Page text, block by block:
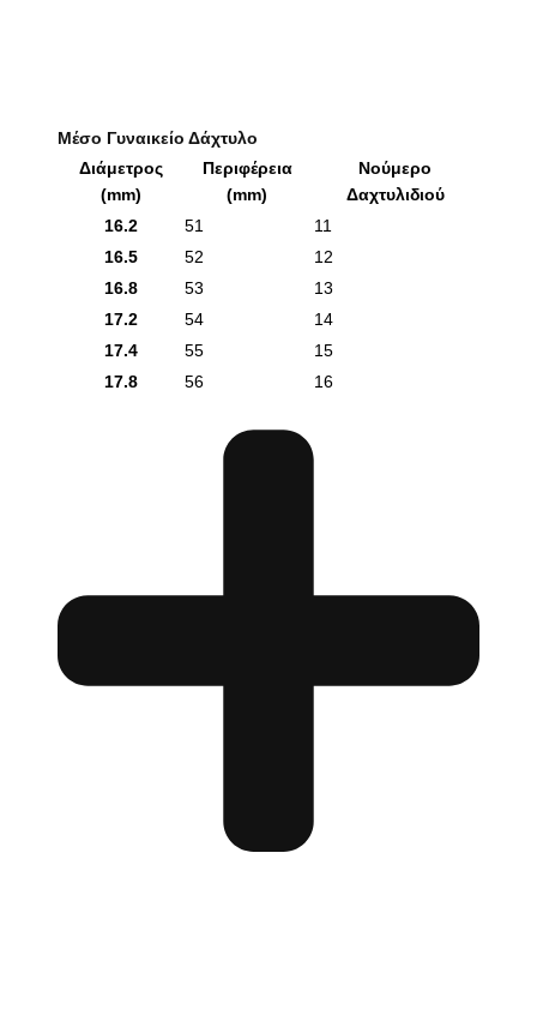
Μέσο Γυναικείο Δάχτυλο
Διάμετρος
(mm)
Περιφέρεια
(mm)
Νούμερο
Δαχτυλιδιού
16.2
51
11
16.5
52
12
16.8
53
13
17.2
54
14
17.4
55
15
17.8
56 16